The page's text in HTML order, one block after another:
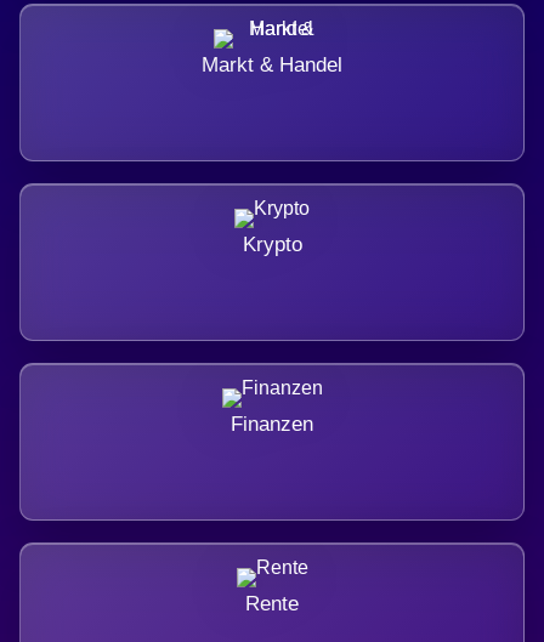
Markt & Handel
Krypto
Finanzen
Rente